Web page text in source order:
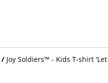
/ Joy Soldiers™ - Kids T-shirt